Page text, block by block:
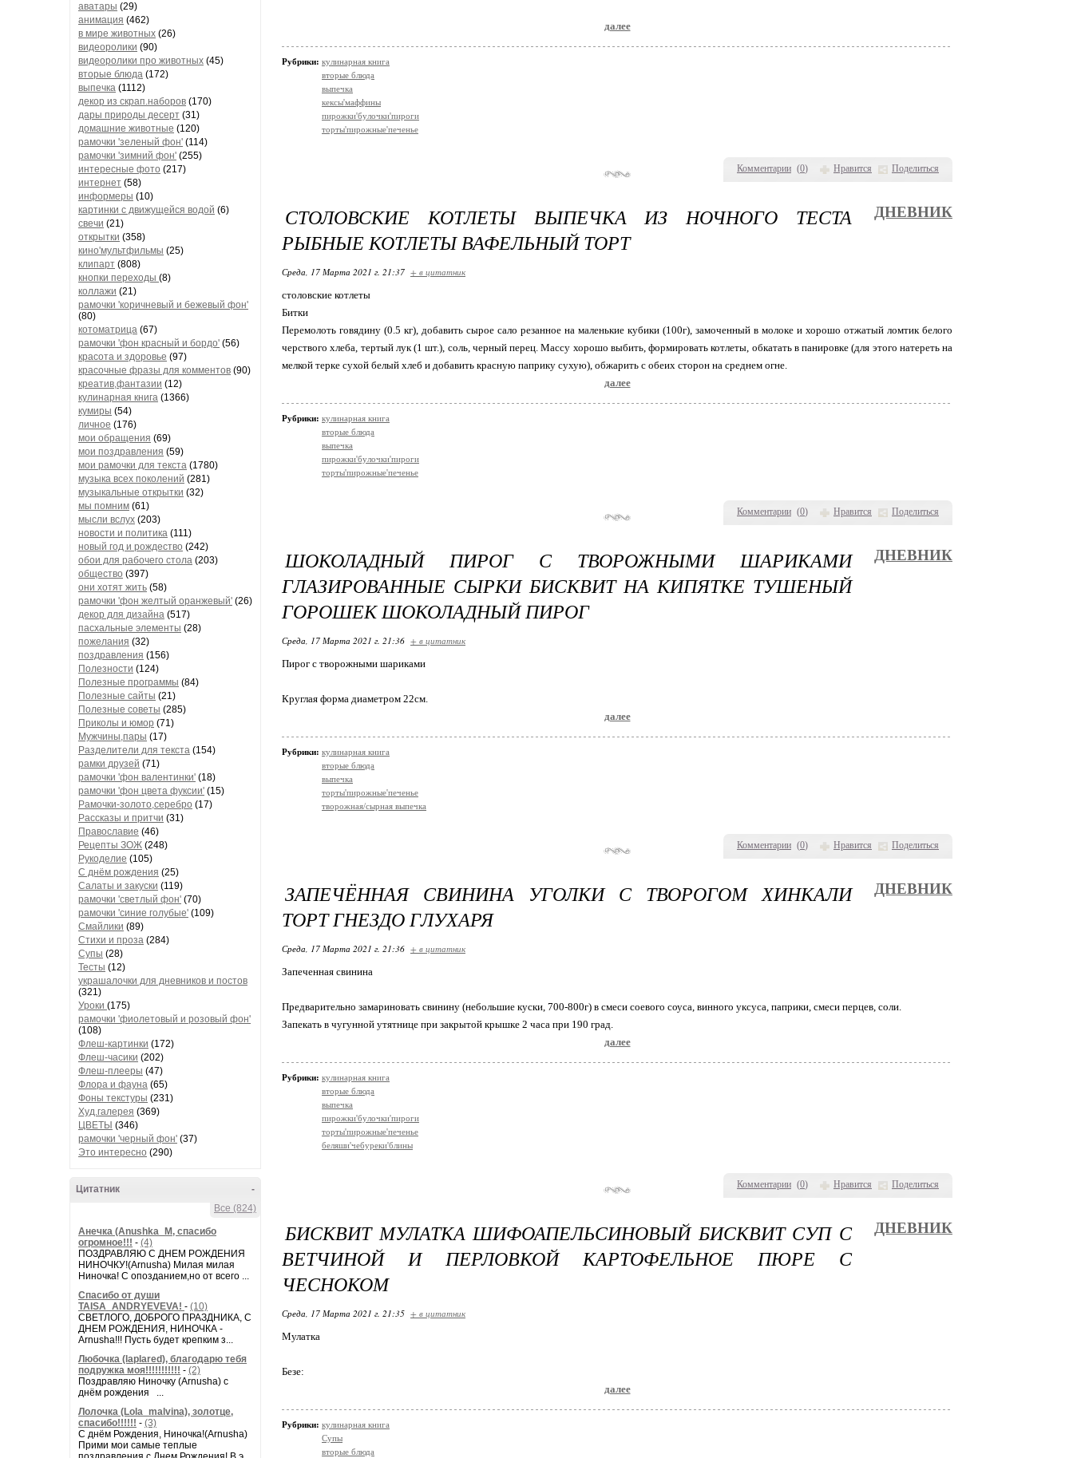
аватары (29)
анимация (462)
в мире животных (26)
видеоролики (90)
видеоролики про животных (45)
вторые блюда (172)
выпечка (1112)
декор из скрап.наборов (170)
дары природы десерт (31)
домашние животные (120)
рамочки 'зеленый фон' (114)
рамочки 'зимний фон' (255)
интересные фото (217)
интернет (58)
информеры (10)
картинки с движущейся водой (6)
свечи (21)
открытки (358)
кино'мультфильмы (25)
клипарт (808)
кнопки переходы (8)
коллажи (21)
рамочки 'коричневый и бежевый фон'
(80)
котоматрица (67)
рамочки 'фон красный и бордо' (56)
красота и здоровье (97)
красочные фразы для комментов (90)
креатив,фантазии (12)
кулинарная книга (1366)
кумиры (54)
личное (176)
мои обращения (69)
мои поздравления (59)
мои рамочки для текста (1780)
музыка всех поколений (281)
музыкальные открытки (32)
мы помним (61)
мысли вслух (203)
новости и политика (111)
новый год и рождество (242)
обои для рабочего стола (203)
общество (397)
они хотят жить (58)
рамочки 'фон желтый оранжевый' (26)
декор для дизайна (517)
пасхальные элементы (28)
пожелания (32)
поздравления (156)
Полезности (124)
Полезные программы (84)
Полезные сайты (21)
Полезные советы (285)
Приколы и юмор (71)
Мужчины,пары (17)
Разделители для текста (154)
рамки друзей (71)
рамочки 'фон валентинки' (18)
рамочки 'фон цвета фуксии' (15)
Рамочки-золото,серебро (17)
Рассказы и притчи (31)
Православие (46)
Рецепты ЗОЖ (248)
Рукоделие (105)
С днём рождения (25)
Салаты и закуски (119)
рамочки 'светлый фон' (70)
рамочки 'синие голубые' (109)
Смайлики (89)
Стихи и проза (284)
Супы (28)
Тесты (12)
украшалочки для дневников и постов
(321)
Уроки (175)
рамочки 'фиолетовый и розовый фон'
(108)
Флеш-картинки (172)
Флеш-часики (202)
Флеш-плееры (47)
Флора и фауна (65)
Фоны текстуры (231)
Худ.галерея (369)
ЦВЕТЫ (346)
рамочки 'черный фон' (37)
Это интересно (290)
-
Цитатник
Все (824)
Анечка (Anushka_M, спасибо
огромное!!! - (4)
ПОЗДРАВЛЯЮ С ДНЕМ РОЖДЕНИЯ
НИНОЧКУ!(Arnusha) Милая милая
Ниночка! С опозданием,но от всего ...
Спасибо от души
TAISA_ANDRYEVEVA! - (10)
СВЕТЛОГО, ДОБРОГО ПРАЗДНИКА, С
ДНЕМ РОЖДЕНИЯ, НИНОЧКА -
Arnusha!!! Пусть будет крепким з...
Любочка (laplared), благодарю тебя
подружка моя!!!!!!!!!!! - (2)
Поздравляю Ниночку (Arnusha) с
днём рождения ...
Лолочка (Lola_malvina), золотце,
спасибо!!!!!! - (3)
С днём Рождения, Ниночка!(Аrnusha)
Прими мои самые теплые
Комментарии (0) Нравится Поделиться
далее
Рубрики: кулинарная книга
вторые блюда
выпечка
кексы'маффины
пирожки'булочки'пироги
торты'пирожные'печенье
Комментарии (0) Нравится Поделиться
СТОЛОВСКИЕ КОТЛЕТЫ ВЫПЕЧКА ИЗ НОЧНОГО ТЕСТА
РЫБНЫЕ КОТЛЕТЫ ВАФЕЛЬНЫЙ ТОРТ
ДНЕВНИК
Среда, 17 Марта 2021 г. 21:37 + в цитатник
столовские котлеты
Битки
Перемолоть говядину (0.5 кг), добавить сырое сало резанное на маленькие кубики (100г), замоченный в молоке и хорошо отжатый ломтик белого
черствого хлеба, тертый лук (1 шт.), соль, черный перец. Массу хорошо выбить, формировать котлеты, обкатать в панировке (для этого натереть на
мелкой терке сухой белый хлеб и добавить красную паприку сухую), обжарить с обеих сторон на среднем огне.
далее
Рубрики: кулинарная книга
вторые блюда
выпечка
пирожки'булочки'пироги
торты'пирожные'печенье
Комментарии (0) Нравится Поделиться
ШОКОЛАДНЫЙ ПИРОГ С ТВОРОЖНЫМИ ШАРИКАМИ
ГЛАЗИРОВАННЫЕ СЫРКИ БИСКВИТ НА КИПЯТКЕ ТУШЕНЫЙ
ГОРОШЕК ШОКОЛАДНЫЙ ПИРОГ
ДНЕВНИК
Среда, 17 Марта 2021 г. 21:36 + в цитатник
Пирог с творожными шариками
Круглая форма диаметром 22см.
далее
Рубрики: кулинарная книга
вторые блюда
выпечка
торты'пирожные'печенье
творожная/сырная выпечка
Комментарии (0) Нравится Поделиться
ЗАПЕЧЁННАЯ СВИНИНА УГОЛКИ С ТВОРОГОМ ХИНКАЛИ
ТОРТ ГНЕЗДО ГЛУХАРЯ
ДНЕВНИК
Среда, 17 Марта 2021 г. 21:36 + в цитатник
Запеченная свинина
Предварительно замариновать свинину (небольшие куски, 700-800г) в смеси соевого соуса, винного уксуса, паприки, смеси перцев, соли.
Запекать в чугунной утятнице при закрытой крышке 2 часа при 190 град.
далее
Рубрики: кулинарная книга
вторые блюда
выпечка
пирожки'булочки'пироги
торты'пирожные'печенье
беляши'чебуреки'блины
БИСКВИТ МУЛАТКА ШИФОАПЕЛЬСИНОВЫЙ БИСКВИТ СУП С
ВЕТЧИНОЙ И ПЕРЛОВКОЙ КАРТОФЕЛЬНОЕ ПЮРЕ С
ЧЕСНОКОМ
ДНЕВНИК
Среда, 17 Марта 2021 г. 21:35 + в цитатник
Мулатка
Безе:
далее
Рубрики: кулинарная книга
Супы
вторые блюда